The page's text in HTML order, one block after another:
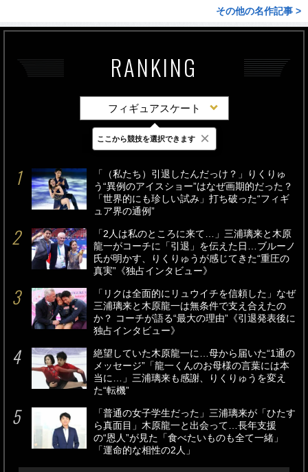
その他の名作記事 >
RANKING
フィギュアスケート
最新 24時間 週間
「（私たち）引退したんだっけ？」りくりゅ
う“異例のアイスショー”はなぜ画期的だった？
「世界的にも珍しい試み」打ち破った“フィギ
ュア界の通例”
「2人は私のところに来て…」三浦璃来と木原
龍一がコーチに「引退」を伝えた日…ブルーノ
氏が明かす、りくりゅうが感じてきた“重圧の
真実”《独占インタビュー》
「リクは全面的にリュウイチを信頼した」なぜ
三浦璃来と木原龍一は無条件で支え合えたの
か？ コーチが語る“最大の理由”《引退発表後に
独占インタビュー》
絶望していた木原龍一に…母から届いた“1通の
メッセージ”「龍一くんのお母様の言葉には本
当に…」三浦璃来も感謝、りくりゅうを変え
た“転機”
「普通の女子学生だった」三浦璃来が「ひたす
ら真面目」木原龍一と出会って…長年支援
の“恩人”が見た「食べたいものも全て一緒」
「運命的な相性の2人」
ここから競技を選択できます ×